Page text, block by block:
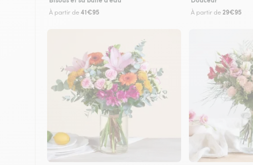
À partir de41€95 À partir de 29€95